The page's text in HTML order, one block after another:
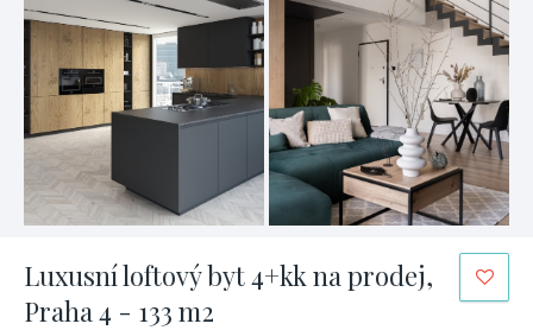
Luxusní loftový byt 4+kk na prodej,
Praha 4 - 133 m2